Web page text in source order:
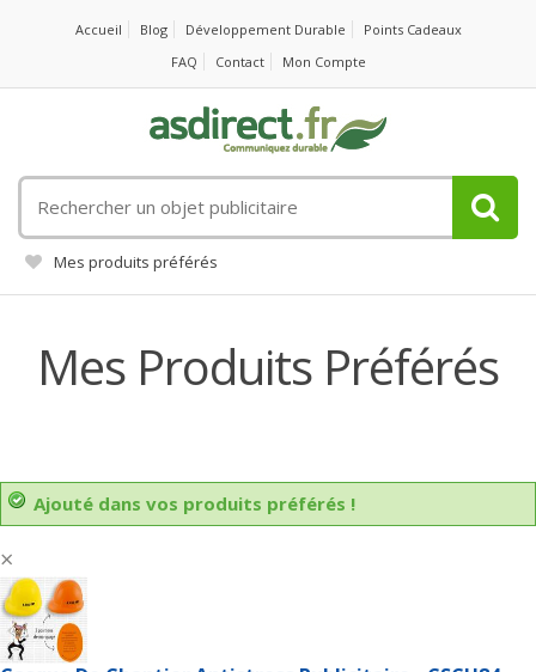
Accueil Blog Développement Durable
Points Cadeaux
FAQ
Contact Mon Compte
un
objet
publicitaire
Mes produits préférés
Mes Produits Préférés
Ajouté dans vos produits préférés !
×